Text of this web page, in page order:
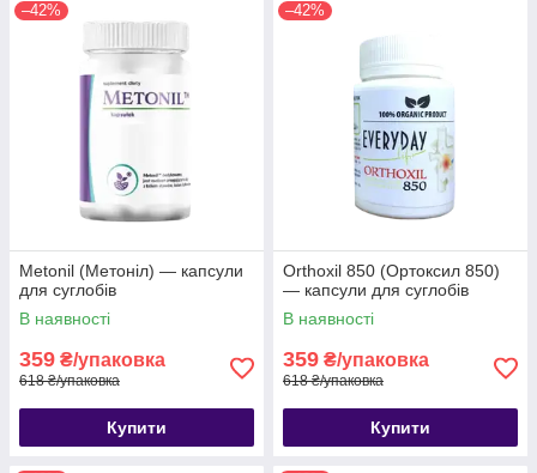
–42%
Metonil (Метоніл) — капсули
для суглобів
В наявності
359 ₴/упаковка
618 ₴/упаковка
Купити
–42%
Orthoxil 850 (Ортоксил 850)
— капсули для суглобів
В наявності
359 ₴/упаковка
618 ₴/упаковка
Купити